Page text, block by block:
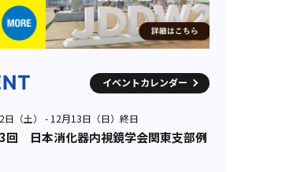
イベントカレンダー
日（土） - 12月13日（日）終日
回 日本消化器内視鏡学会関東支部例